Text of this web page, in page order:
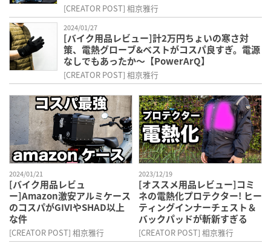
[CREATOR POST] 相京雅行
2024/01/27
[バイク用品レビュー]計2万円ちょいの寒さ対
策、電熱グローブ&ベストがコスパ良すぎ。電源
なしでもあったか～【PowerArQ】
[CREATOR POST] 相京雅行
2024/01/21
[バイク用品レビュ
ー]Amazon激安アルミケース
のコスパがGIVIやSHAD以上
な件
[CREATOR POST] 相京雅行
2023/12/19
[オススメ用品レビュー]コミ
ネの電熱化プロテクター! ヒー
ティングインナーチェスト＆
バックパッドが斬新すぎる
[CREATOR POST] 相京雅行